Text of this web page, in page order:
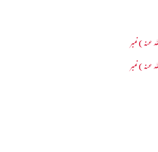
عنہ) نمبر
عنہ) نمبر